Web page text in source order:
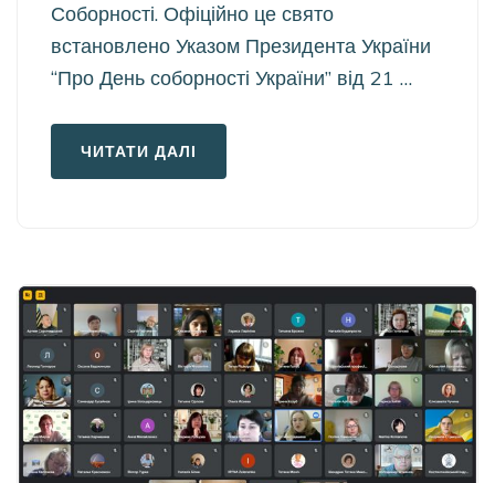
Соборності. Офіційно це свято
встановлено Указом Президента України
“Про День соборності України” від 21 …
ЧИТАТИ ДАЛІ